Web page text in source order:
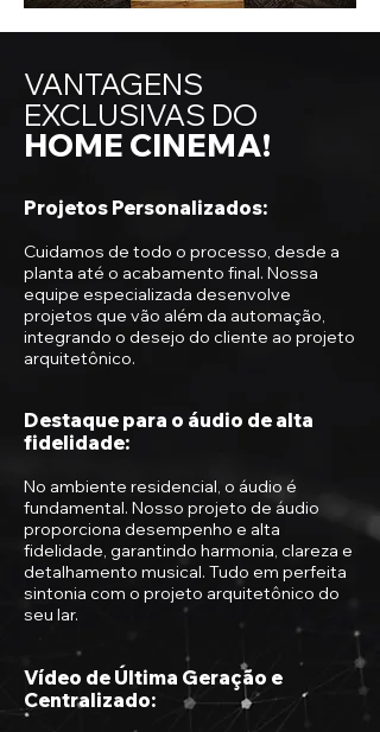
VANTAGENS
EXCLUSIVAS DO
HOME CINEMA!
Projetos Personalizados:
Cuidamos de todo o processo, desde a
planta até o acabamento final. Nossa
equipe especializada desenvolve
projetos que vão além da automação,
integrando o desejo do cliente ao projeto
arquitetônico.
Destaque para o áudio de alta
fidelidade:
No ambiente residencial, o áudio é
fundamental. Nosso projeto de áudio
proporciona desempenho e alta
fidelidade, garantindo harmonia, clareza e
detalhamento musical. Tudo em perfeita
sintonia com o projeto arquitetônico do
seu lar.
Vídeo de Última Geração e
Centralizado: